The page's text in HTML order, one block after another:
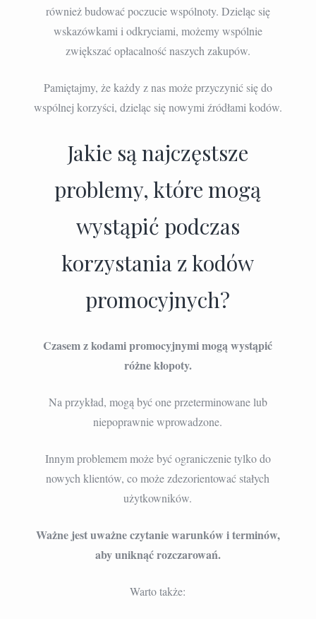
również budować poczucie wspólnoty. Dzieląc się
wskazówkami i odkryciami, możemy wspólnie
zwiększać opłacalność naszych zakupów.
Pamiętajmy, że każdy z nas może przyczynić się do
wspólnej korzyści, dzieląc się nowymi źródłami kodów.
Jakie są najczęstsze
problemy, które mogą
wystąpić podczas
korzystania z kodów
promocyjnych?
Czasem z kodami promocyjnymi mogą wystąpić
różne kłopoty.
Na przykład, mogą być one przeterminowane lub
niepoprawnie wprowadzone.
Innym problemem może być ograniczenie tylko do
nowych klientów, co może zdezorientować stałych
użytkowników.
Ważne jest uważne czytanie warunków i terminów,
aby uniknąć rozczarowań.
Warto także: